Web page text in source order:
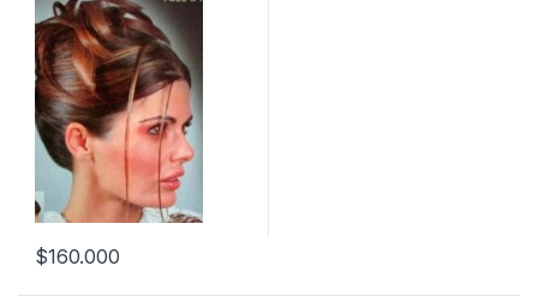
$160.000